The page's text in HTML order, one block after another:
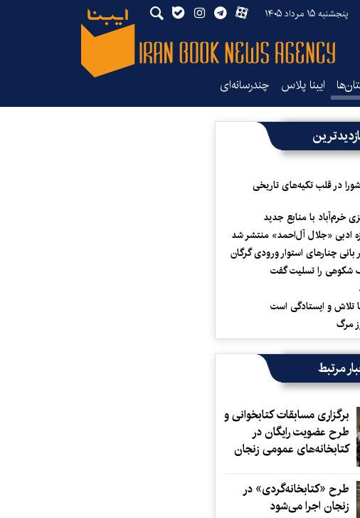
پنجشنبه ۱۵ مرداد ۱۴۰۵
ایبنا پلاس چندرسانه‌ای
در قلب تکیه‌های تاریخی
خرم‌آباد با منابع جدید
ادبی «جلال آل‌احمد» منتشر شد
چنارهای استوار ورودی گرگان
شکوهی را تسلیت گفت
تلاش و ایستادگی است
مرگ
مرتبط
برگزاری مسابقات کتابخوانی و
طرح عضویت رایگان در
کتابخانه‌های عمومی زنجان
طرح «کتابخانه‌گردی» در
زنجان اجرا می‌شود